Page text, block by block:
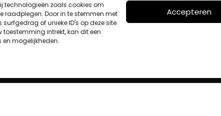
technologieën zoals cookies om
raadplegen. Door in te stemmen met
of unieke ID's op deze site
toestemming intrekt, kan dit een
mogelijkheden.
Accepteren